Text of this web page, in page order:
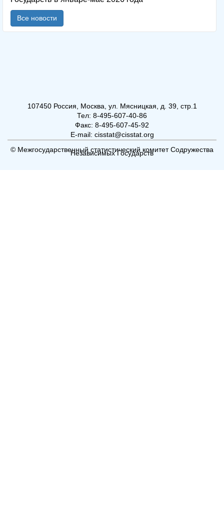
Все новости
107450 Россия, Москва, ул. Мясницкая, д. 39, стр.1
Тел: 8-495-607-40-86
Факс: 8-495-607-45-92
E-mail: cisstat@cisstat.org
© Межгосударственный статистический комитет Содружества
Независимых Государств